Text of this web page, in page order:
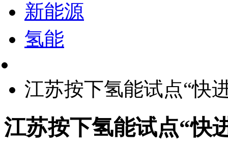
新能源
氢能
江苏按下氢能试点“快
江苏按下氢能试点“快